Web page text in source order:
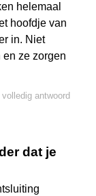
helemaal
hoofdje van
in. Niet
ze zorgen
antwoord
dat je